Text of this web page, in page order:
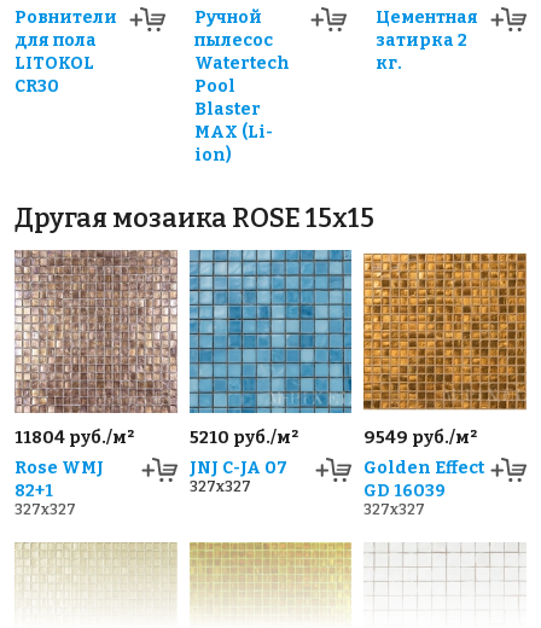
Ровнители
для пола
LITOKOL
CR30
Ручной
пылесос
Watertech
Pool
Blaster
MAX (Li-
ion)
Цементная
затирка 2
кг.
Другая мозаика ROSE 15x15
11804 руб./м²
Rose WMJ
82+1
327x327
5210 руб./м²
JNJ C-JA 07
327x327
9549 руб./м²
Golden Effect
GD 16039
327x327